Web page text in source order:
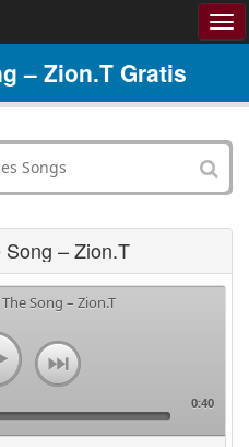
– Zion.T Gratis
– Zion.T
Song – Zion.T
0:40